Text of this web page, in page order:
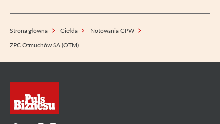
Strona główna Giełda
Notowania GPW
ZPC Otmuchów SA (OTM)